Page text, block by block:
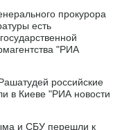
прокурора
есть
"РИА
российские
в Киеве "РИА новости
и СБУ перешли к